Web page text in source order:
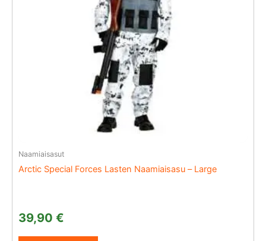
Naamiaisasut
Arctic Special Forces Lasten Naamiaisasu – Large
39,90 €